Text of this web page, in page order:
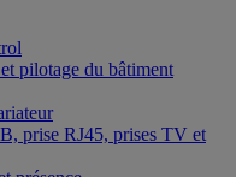
pilotage du bâtiment
prise RJ45, prises TV et